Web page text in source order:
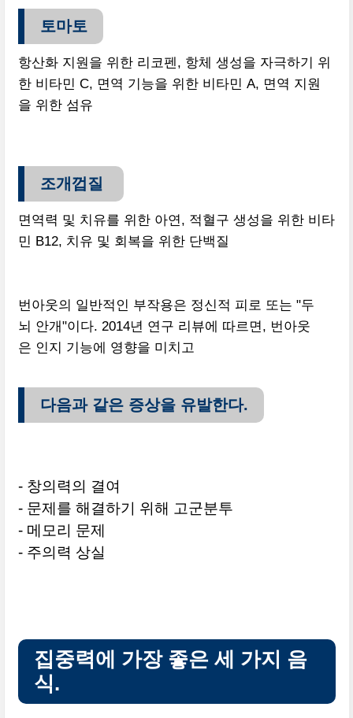
토마토
항산화 지원을 위한 리코펜, 항체 생성을 자극하기 위
한 비타민 C, 면역 기능을 위한 비타민 A, 면역 지원
을 위한 섬유
조개껍질
면역력 및 치유를 위한 아연, 적혈구 생성을 위한 비타
민 B12, 치유 및 회복을 위한 단백질
번아웃의 일반적인 부작용은 정신적 피로 또는 "두
뇌 안개"이다. 2014년 연구 리뷰에 따르면, 번아웃
은 인지 기능에 영향을 미치고
다음과 같은 증상을 유발한다.
- 창의력의 결여
- 문제를 해결하기 위해 고군분투
- 메모리 문제
- 주의력 상실
집중력에 가장 좋은 세 가지 음
식.